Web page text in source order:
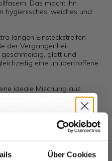
Über Cookies
Das macht ihn
hygienisches, weiches und
langen Einsteckstreifen
der Vergangenheit
glatt und
eine unübertroffene
ideale Mischung aus
– die perfekte Wahl für ein
👋